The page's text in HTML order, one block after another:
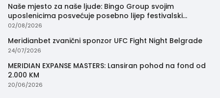
Naše mjesto za naše ljude: Bingo Group svojim
uposlenicima posvećuje posebno lijep festivalski
trenutak
02/08/2026
Meridianbet zvanični sponzor UFC Fight Night Belgrade
24/07/2026
MERIDIAN EXPANSE MASTERS: Lansiran pohod na fond od
2.000 KM
20/06/2026